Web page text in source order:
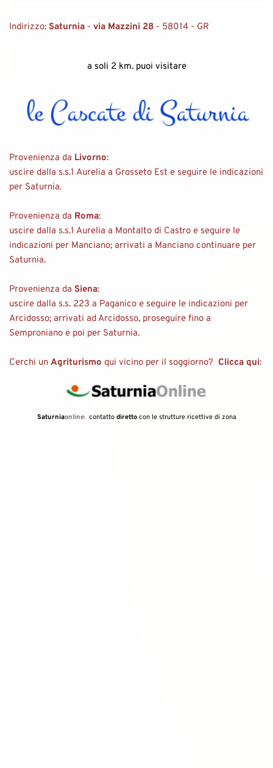
Indirizzo: Saturnia - via Mazzini 28 - 58014 - GR
a soli 2 km. puoi visitare
Provenienza da Livorno:
uscire dalla s.s.1 Aurelia a Grosseto Est e seguire le indicazioni
per Saturnia.
Provenienza da Roma:
uscire dalla s.s.1 Aurelia a Montalto di Castro e seguire le
indicazioni per Manciano; arrivati a Manciano continuare per
Saturnia.
Provenienza da Siena:
uscire dalla s.s. 223 a Paganico e seguire le indicazioni per
Arcidosso; arrivati ad Arcidosso, proseguire fino a
Semproniano e poi per Saturnia.
Cerchi un Agriturismo qui vicino per il soggiorno? Clicca qui:
Saturniaonline: contatto diretto con le strutture ricettive di zona